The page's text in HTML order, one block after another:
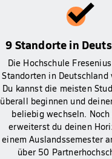
9 Standorte in
Die Hochschule
Standorten in Deutschland
Du kannst die meisten
überall beginnen und
beliebig wechseln.
erweiterst du deinen
einem Auslandssemester
über 50